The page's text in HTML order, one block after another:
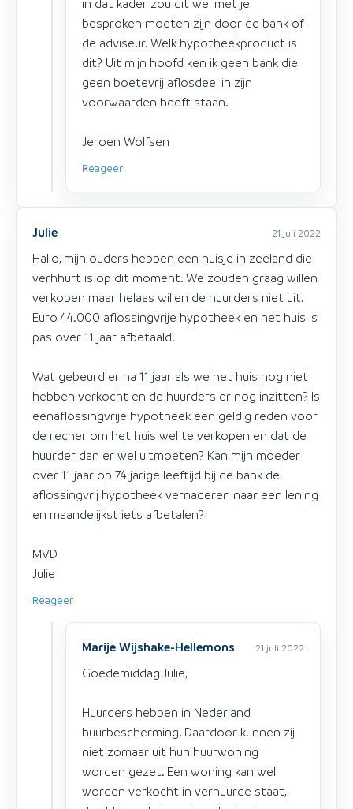
besproken moeten zijn door de bank of
de adviseur. Welk hypotheekproduct is
dit? Uit mijn hoofd ken ik geen bank die
geen boetevrij aflosdeel in zijn
voorwaarden heeft staan.
Jeroen Wolfsen
Reageer
Julie 21 juli 2022
Hallo, mijn ouders hebben een huisje in zeeland die
verhhurt is op dit moment. We zouden graag willen
verkopen maar helaas willen de huurders niet uit.
Euro 44.000 aflossingvrije hypotheek en het huis is
pas over 11 jaar afbetaald.
Wat gebeurd er na 11 jaar als we het huis nog niet
hebben verkocht en de huurders er nog inzitten? Is
eenaflossingvrije hypotheek een geldig reden voor
de recher om het huis wel te verkopen en dat de
huurder dan er wel uitmoeten? Kan mijn moeder
over 11 jaar op 74 jarige leeftijd bij de bank de
aflossingvrij hypotheek vernaderen naar een lening
en maandelijkst iets afbetalen?
MVD
Julie
Reageer
Marije Wijshake-Hellemons 21 juli 2022
Goedemiddag Julie,
Huurders hebben in Nederland
huurbescherming. Daardoor kunnen zij
niet zomaar uit hun huurwoning
worden gezet. Een woning kan wel
worden verkocht in verhuurde staat,